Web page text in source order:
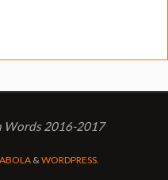
Words 2016-2017
& WORDPRESS.